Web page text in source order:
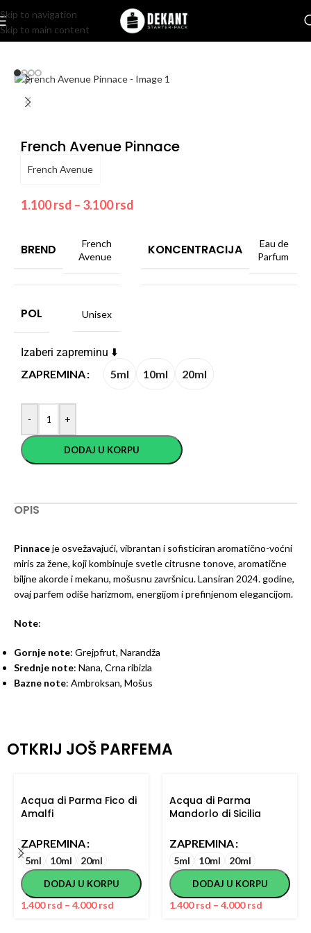
Skip to navigation
Skip to main content
Home/Pakovanje/ Komercijalno
French Avenue Pinnace
French Avenue
1.100rsd – 3.100rsd
BREND
French
Avenue
KONCENTRACIJA
Eau de
Parfum
POL Unisex
Izaberi zapreminu ⬇️
ZAPREMINA
5ml 10ml 20ml
- +
DODAJ U KORPU
OPIS
Pinnaceje osvežavajući, vibrantan i sofisticiran aromatično-voćni
miris za žene, koji kombinuje svetle citrusne tonove, aromatične
biljne akorde i mekanu, mošusnu završnicu. Lansiran 2024. godine,
ovaj parfem odiše harizmom, energijom i prefinjenom elegancijom.
Note:
Gornje note: Grejpfrut, Narandža
Srednje note: Nana, Crna ribizla
Bazne note: Ambroksan, Mošus
OTKRIJ JOŠ PARFEMA
Acqua di Parma Fico di
Amalfi
ZAPREMINA
5ml 10ml 20ml
DODAJ U KORPU
1.400rsd – 4.000rsd
Acqua di Parma
Mandorlo di Sicilia
ZAPREMINA
5ml 10ml 20ml
DODAJ U KORPU
1.400rsd – 4.000rsd